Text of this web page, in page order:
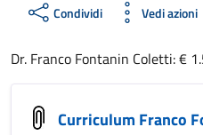
Condividi Vedi azioni
Dr. Franco Fontanin Coletti: €
Curriculum Franco